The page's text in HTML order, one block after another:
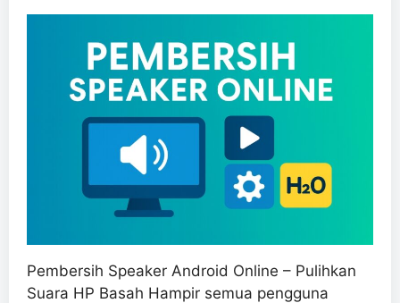
Pembersih Speaker Android Online – Pulihkan
Suara HP Basah Hampir semua pengguna